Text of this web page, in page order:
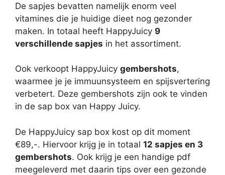
De sapjes bevatten namelijk enorm veel
vitamines die je huidige dieet nog gezonder
maken. In totaal heeft HappyJuicy 9
verschillende sapjes in het assortiment.
Ook verkoopt HappyJuicy gembershots,
waarmee je je immuunsysteem en spijsvertering
verbetert. Deze gembershots zijn ook te vinden
in de sap box van Happy Juicy.
De HappyJuicy sap box kost op dit moment
€89,-. Hiervoor krijg je in totaal 12 sapjes en 3
gembershots. Ook krijg je een handige pdf
meegeleverd met daarin tips over een gezonde